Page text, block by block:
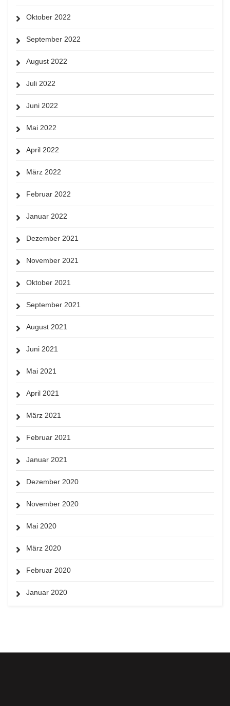
Oktober 2022
September 2022
August 2022
Juli 2022
Juni 2022
Mai 2022
April 2022
März 2022
Februar 2022
Januar 2022
Dezember 2021
November 2021
Oktober 2021
September 2021
August 2021
Juni 2021
Mai 2021
April 2021
März 2021
Februar 2021
Januar 2021
Dezember 2020
November 2020
Mai 2020
März 2020
Februar 2020
Januar 2020